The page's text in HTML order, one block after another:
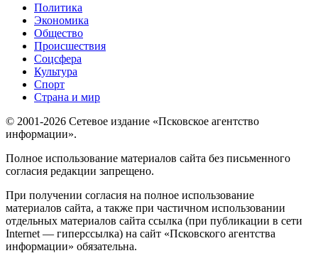
Политика
Экономика
Общество
Происшествия
Соцсфера
Культура
Спорт
Страна и мир
© 2001-2026 Сетевое издание «Псковское агентство
информации».
Полное использование материалов сайта без письменного
согласия редакции запрещено.
При получении согласия на полное использование
материалов сайта, а также при частичном использовании
отдельных материалов сайта ссылка (при публикации в сети
Internet — гиперссылка) на сайт «Псковского агентства
информации» обязательна.